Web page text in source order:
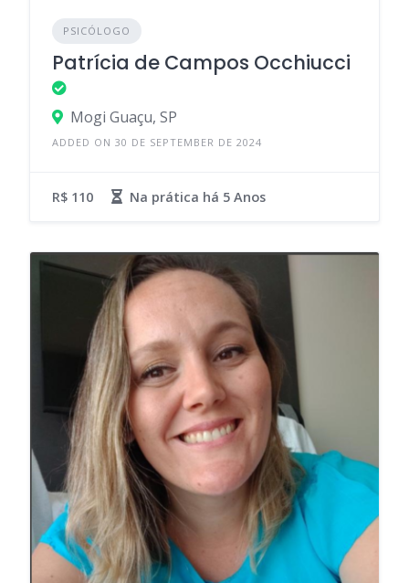
PSICÓLOGO
Patrícia de Campos Occhiucci
Mogi Guaçu, SP
ADDED ON 30 DE SEPTEMBER DE 2024
R$ 110 Na prática há 5 Anos